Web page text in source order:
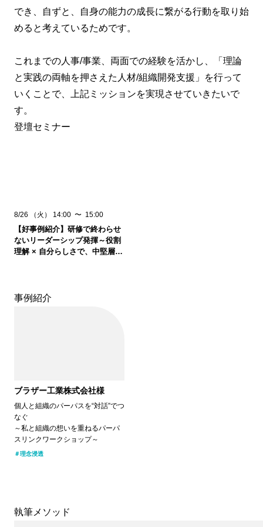
でき、自ずと、自身の能力の成長に繋がる行動を取り始
めると考えているためです。
これまでの人事/事業、両面での経験を活かし、「理論
と実践の両軸を押さえた人材/組織開発支援」を行って
いくことで、上記ミッションを実現させていきたいで
す。
登壇セミナー
8/26 （火） 14:00 〜 15:00
【好事例紹介】研修で終わらせ
ないリーダーシップ発揮～役割
理解 × 自分らしさで、中堅層が
事例紹介
ブラザー工業株式会社様
個人と組織のパーパスを“対話”でつ
なぐ
～私と組織の想いを重ねるパーパ
スリンクワークショップ～
理念浸透
執筆メソッド